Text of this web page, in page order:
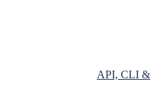
API, CLI &